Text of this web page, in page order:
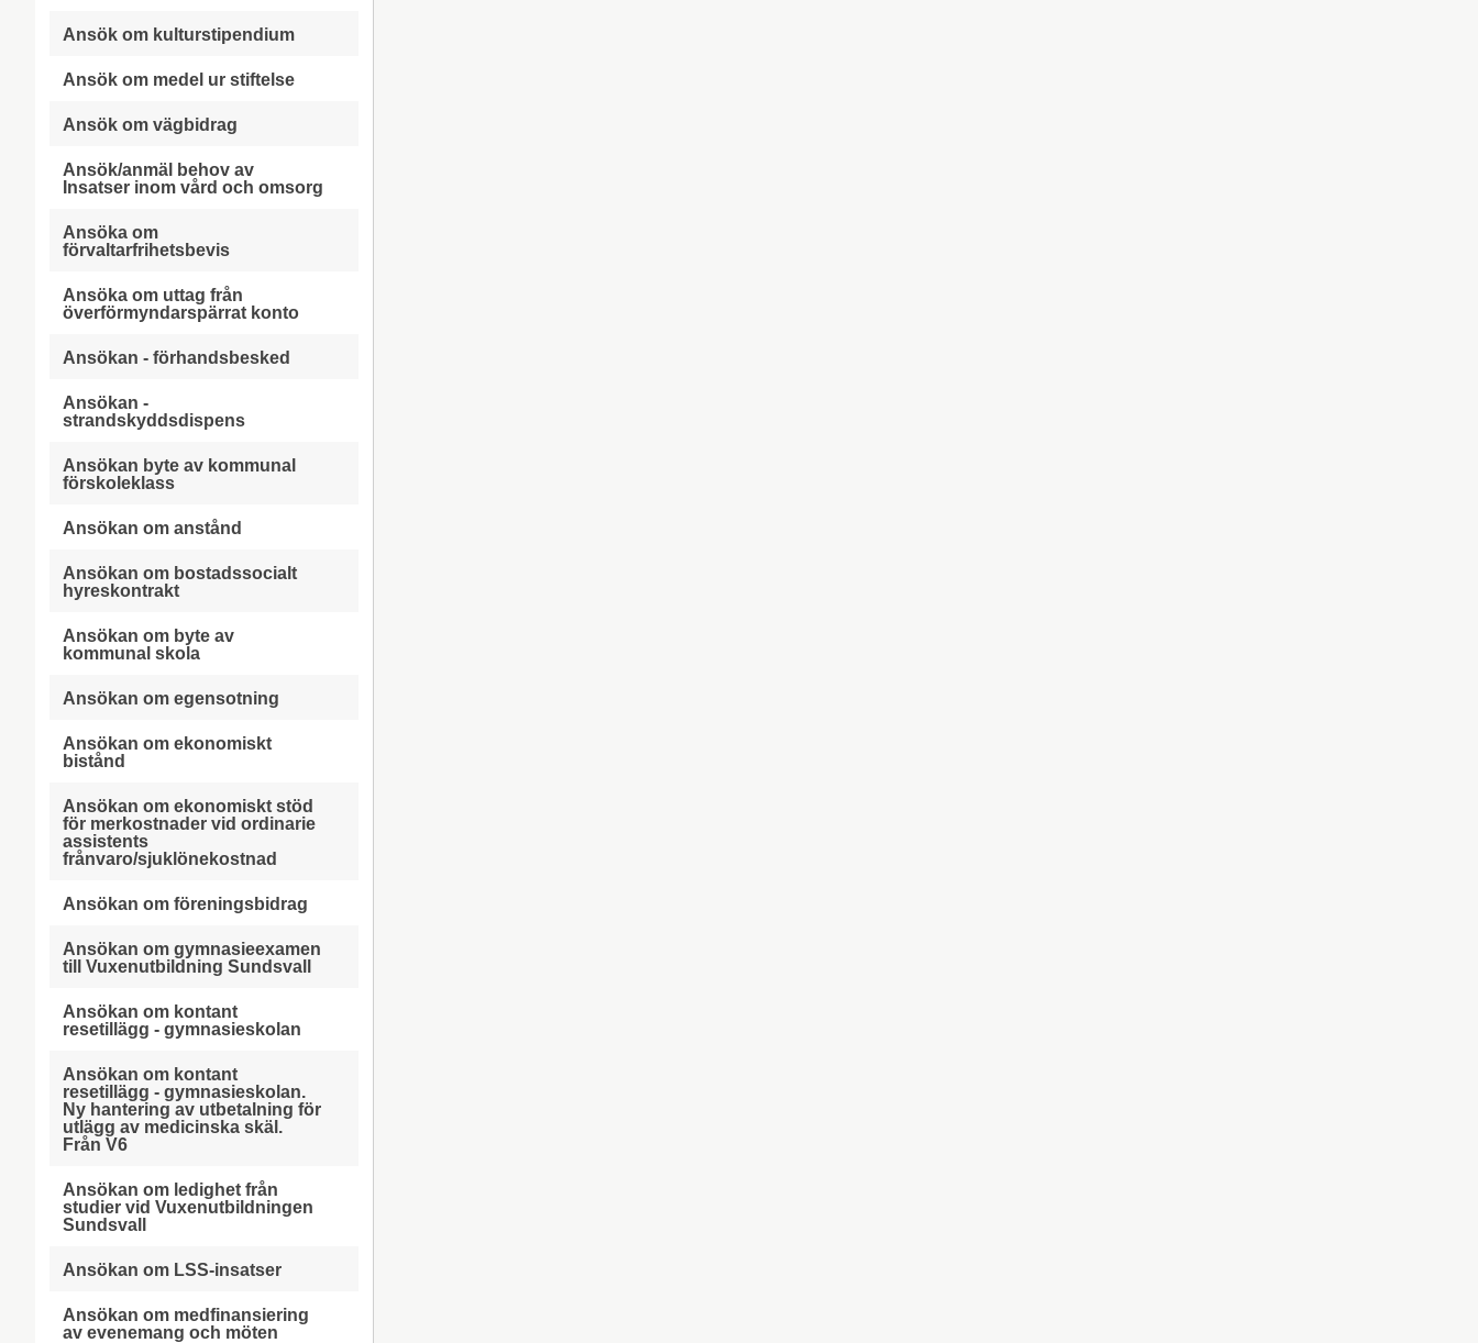
Ansök om kulturstipendium
Ansök om medel ur stiftelse
Ansök om vägbidrag
Ansök/anmäl behov av
Insatser inom vård och omsorg
Ansöka om
förvaltarfrihetsbevis
Ansöka om uttag från
överförmyndarspärrat konto
Ansökan - förhandsbesked
Ansökan -
strandskyddsdispens
Ansökan byte av kommunal
förskoleklass
Ansökan om anstånd
Ansökan om bostadssocialt
hyreskontrakt
Ansökan om byte av
kommunal skola
Ansökan om egensotning
Ansökan om ekonomiskt
bistånd
Ansökan om ekonomiskt stöd
för merkostnader vid ordinarie
assistents
frånvaro/sjuklönekostnad
Ansökan om föreningsbidrag
Ansökan om gymnasieexamen
till Vuxenutbildning Sundsvall
Ansökan om kontant
resetillägg - gymnasieskolan
Ansökan om kontant
resetillägg - gymnasieskolan.
Ny hantering av utbetalning för
utlägg av medicinska skäl.
Från V6
Ansökan om ledighet från
studier vid Vuxenutbildningen
Sundsvall
Ansökan om LSS-insatser
Ansökan om medfinansiering
av evenemang och möten